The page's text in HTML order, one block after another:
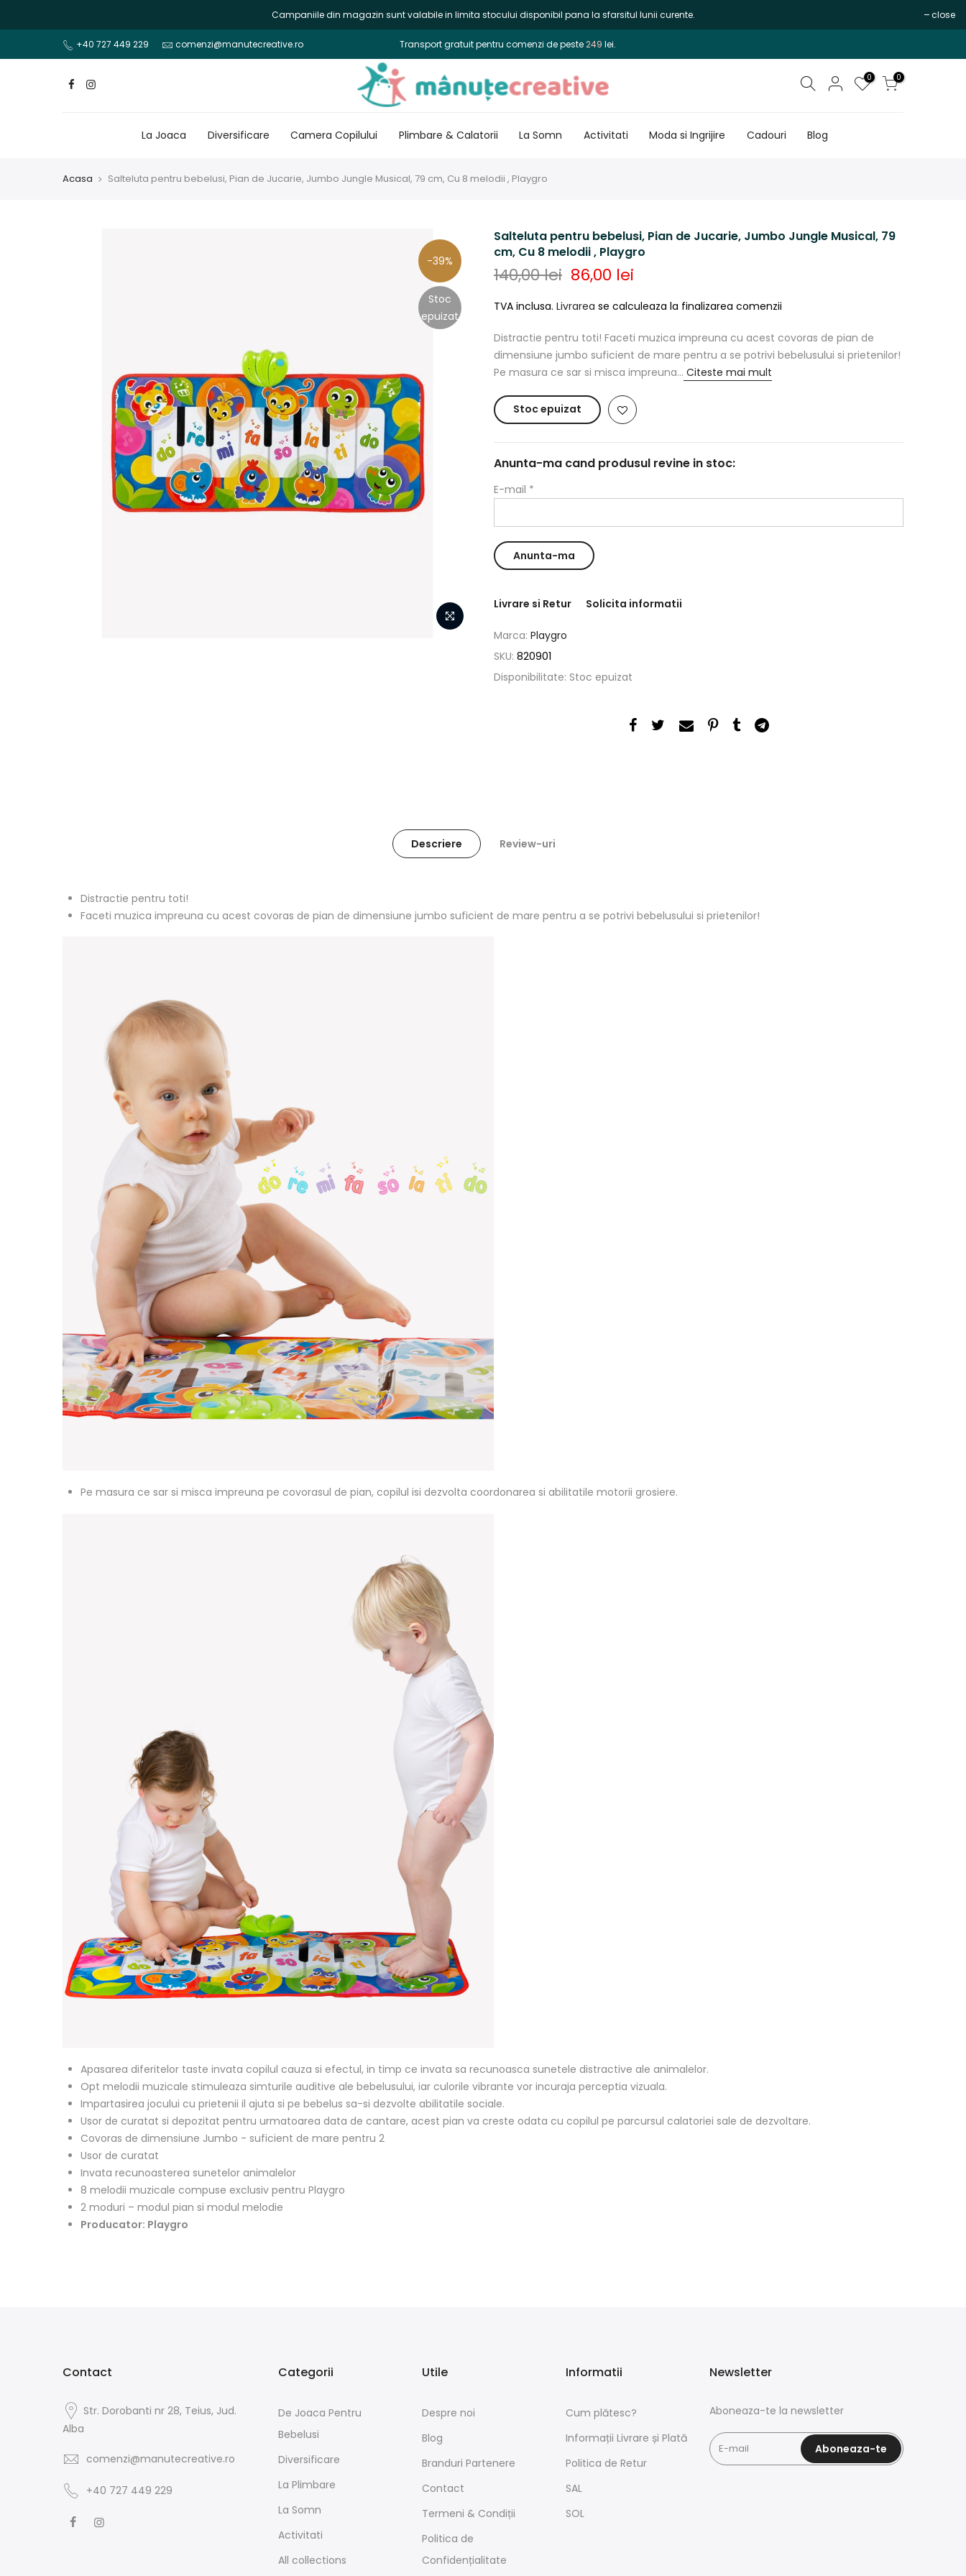
Campaniile din magazin sunt valabile in limita stocului disponibil pana la sfarsitul lunii curente. close
+40 727 449 229 comenzi@manutecreative.ro Transport gratuit pentru comenzi de peste249 lei.
0 0
La Joaca Diversificare Camera Copilului Plimbare & Calatorii La Somn Activitati Moda si Ingrijire Cadouri Blog
Acasa Salteluta pentru bebelusi, Pian de Jucarie, Jumbo Jungle Musical, 79 cm, Cu 8 melodii , Playgro
-39%
Stoc
epuizat
Salteluta pentru bebelusi, Pian de Jucarie, Jumbo Jungle Musical, 79
cm, Cu 8 melodii , Playgro
140,00 lei 86,00 lei
TVA inclusa. Livrarea se calculeaza la finalizarea comenzii
Distractie pentru toti! Faceti muzica impreuna cu acest covoras de pian de
dimensiune jumbo suficient de mare pentru a se potrivi bebelusului si prietenilor!
Pe masura ce sar si misca impreuna... Citeste mai mult
Stoc epuizat
Anunta-ma cand produsul revine in stoc:
E-mail *
Livrare si Retur Solicita informatii
Marca: Playgro
SKU: 820901
Disponibilitate: Stoc epuizat
Descriere Review-uri
Distractie pentru toti!
Faceti muzica impreuna cu acest covoras de pian de dimensiune jumbo suficient de mare pentru a se potrivi bebelusului si prietenilor!
Pe masura ce sar si misca impreuna pe covorasul de pian, copilul isi dezvolta coordonarea si abilitatile motorii grosiere.
Apasarea diferitelor taste invata copilul cauza si efectul, in timp ce invata sa recunoasca sunetele distractive ale animalelor.
Opt melodii muzicale stimuleaza simturile auditive ale bebelusului, iar culorile vibrante vor incuraja perceptia vizuala.
Impartasirea jocului cu prietenii il ajuta si pe bebelus sa-si dezvolte abilitatile sociale.
Usor de curatat si depozitat pentru urmatoarea data de cantare, acest pian va creste odata cu copilul pe parcursul calatoriei sale de dezvoltare.
Covoras de dimensiune Jumbo - suficient de mare pentru 2
Usor de curatat
Invata recunoasterea sunetelor animalelor
8 melodii muzicale compuse exclusiv pentru Playgro
2 moduri – modul pian si modul melodie
Producator: Playgro
Contact
Str. Dorobanti nr 28, Teius, Jud.
Alba
comenzi@manutecreative.ro
+40 727 449 229
Categorii
De Joaca Pentru
Bebelusi
Diversificare
La Plimbare
La Somn
Activitati
All collections
Utile
Despre noi
Blog
Branduri Partenere
Contact
Termeni & Condiții
Politica de
Confidențialitate
Informatii
Cum plătesc?
Informații Livrare și Plată
Politica de Retur
SAL
SOL
Newsletter
Aboneaza-te la newsletter
Aboneaza-te